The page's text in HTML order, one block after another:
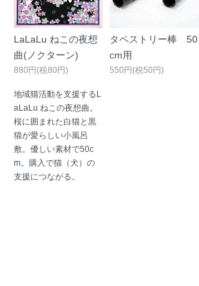
LaLaLu ねこの夜想
曲(ノクターン)
880円(税80円)
地域猫活動を支援するL
aLaLu ねこの夜想曲。
桜に囲まれた白猫と黒
猫が愛らしい小風呂
敷。優しい素材で50c
m。購入で猫（犬）の
支援につながる。
タペストリー棒 50
cm用
550円(税50円)